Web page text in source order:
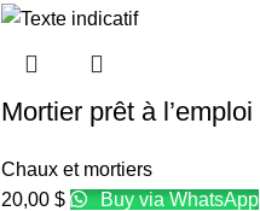
Mortier prêt à l’emploi
Chaux et mortiers
20,00$ Buy via WhatsApp